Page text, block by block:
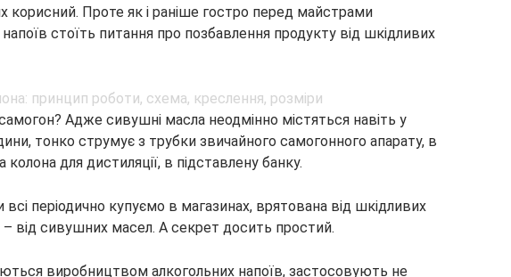
корисний. Проте як і раніше гостро перед майстрами
стоїть питання про позбавлення продукту від шкідливих
Адже сивушні масла неодмінно містяться навіть у
тонко струмує з трубки звичайного самогонного апарату, в
для дистиляції, в підставлену банку.
всі періодично купуємо в магазинах, врятована від шкідливих
від сивушних масел. А секрет досить простий.
виробництвом алкогольних напоїв, застосовують не